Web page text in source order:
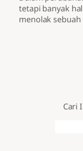
tetapi banyak
menolak
Cari